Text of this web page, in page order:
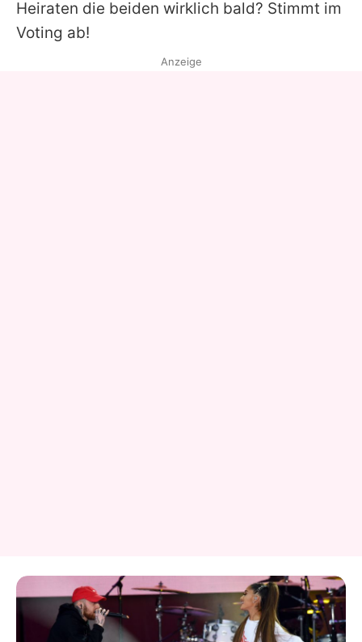
Heiraten die beiden wirklich bald? Stimmt im
Voting ab!
Anzeige